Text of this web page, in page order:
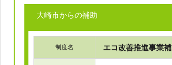
大崎市からの補助
制度名 エコ改善推進事業